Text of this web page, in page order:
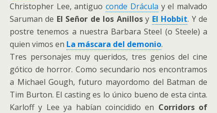
Christopher Lee, antiguoconde Drácula y el malvado
Saruman de El Señor de los Anillosy El Hobbit. Y de
postre tenemos a nuestra Barbara Steel (o Steele) a
quien vimos en La máscara del demonio.
Tres personajes muy queridos, tres genios del cine
gótico de horror. Como secundario nos encontramos
a Michael Gough, futuro mayordomo del Batman de
Tim Burton. El casting es lo único bueno de esta cinta.
Karloff y Lee ya habían coincidido en Corridors of